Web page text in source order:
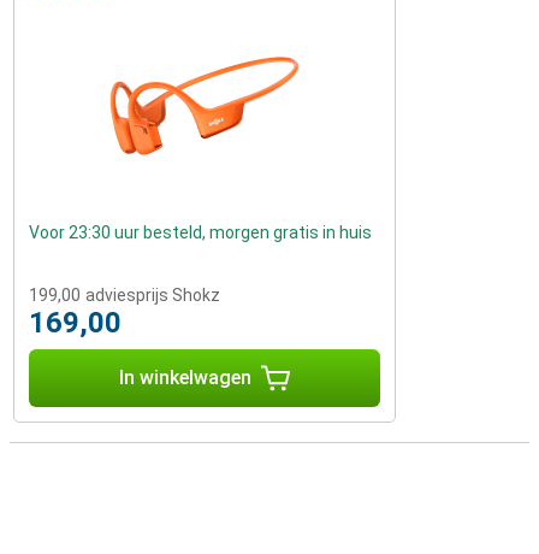
Voor 23:30 uur besteld, morgen gratis in huis
199,00 adviesprijs Shokz
169,00
In winkelwagen